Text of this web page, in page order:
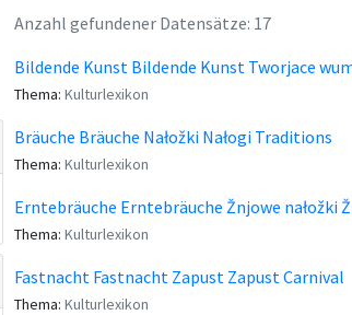
Anzahl gefundener Datensätze: 17
Bildende Kunst Bildende Kunst Tworjace
Thema: Kulturlexikon
Bräuche Bräuche Nałožki Nałogi Traditions
Thema: Kulturlexikon
Erntebräuche Erntebräuche Žnjowe nałožki
Thema: Kulturlexikon
Fastnacht Fastnacht Zapust Zapust Carnival
Thema: Kulturlexikon